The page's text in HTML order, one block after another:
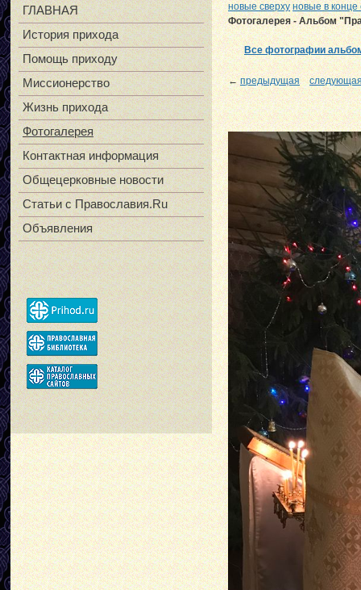
новые сверху новые в конце
Фотогалерея - Альбом
Все фотографии
←предыдущая
ГЛАВНАЯ
История прихода
Помощь приходу
Миссионерство
Жизнь прихода
Фотогалерея
Контактная информация
Общецерковные новости
Статьи с Православия.Ru
Объявления